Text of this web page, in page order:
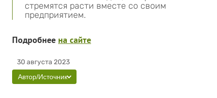
стремятся расти вместе со своим
предприятием.
Подробнее на сайте
30 августа 2023
Автор/Источник